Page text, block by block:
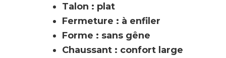
Talon : plat
Fermeture : à enfiler
Forme : sans gêne
Chaussant : confort large